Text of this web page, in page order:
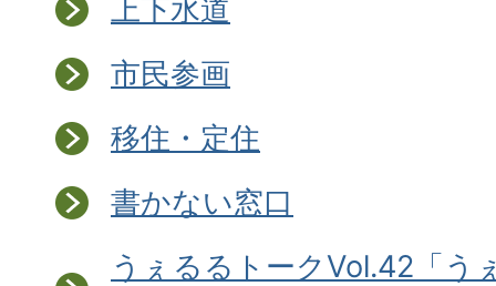
上下水道
市民参画
移住・定住
書かない窓口
うぇるるトークVol.42「う